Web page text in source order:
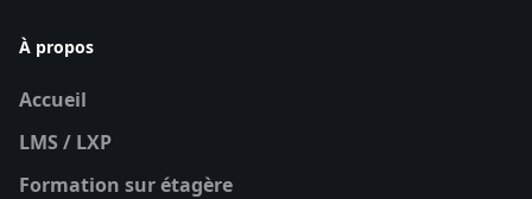
À propos
Accueil
LMS / LXP
Formation sur étagère